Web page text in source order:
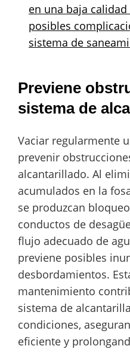
en una baja
posibles
sistema de
Previene
sistema de
Vaciar regularmente
prevenir
alcantarillado. Al
acumulados en la
se produzcan
conductos de
flujo adecuado de
previene posibles
desbordamientos.
mantenimiento
sistema de
condiciones,
eficiente y